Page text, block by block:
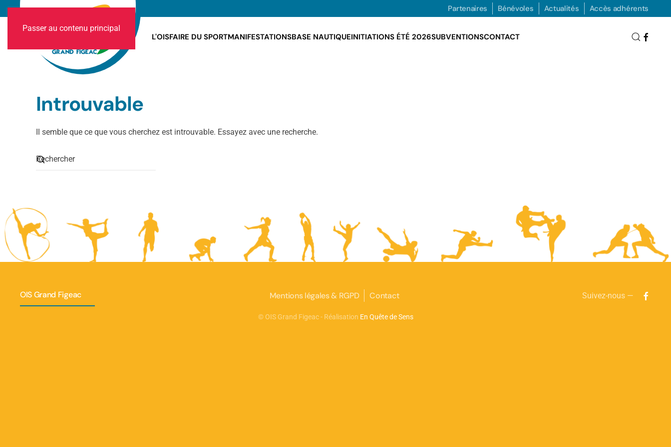
Passer au contenu principal
Partenaires Bénévoles Actualités Accès adhérents
L'OISFAIRE DU SPORTMANIFESTATIONSBASE NAUTIQUEINITIATIONS ÉTÉ 2026SUBVENTIONSCONTACT
Introuvable
Il semble que ce que vous cherchez est introuvable. Essayez avec une recherche.
OIS Grand Figeac Mentions légales & RGPD Contact
© OIS Grand Figeac - Réalisation En Quête de Sens
Suivez-nous —